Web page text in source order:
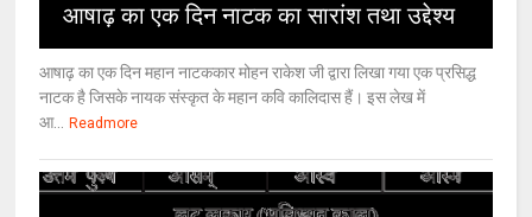
आषाढ़ का एक दिन नाटक का सारांश तथा उद्देश्य
आषाढ़ का एक दिन महान नाटककार मोहन राकेश जी द्वारा लिखा गया एक प्रसिद्ध
नाटक है जिसके नायक संस्कृत के महान कवि कालिदास हैं। इस लेख में
आ... Readmore